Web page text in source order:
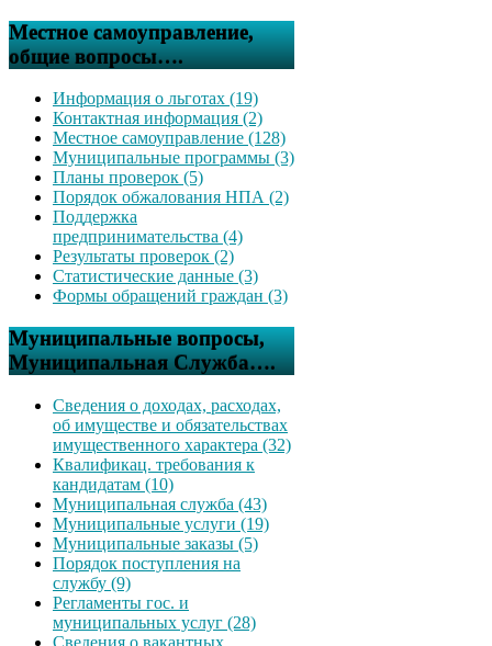
Местное самоуправление,
общие вопросы….
Информация о льготах (19)
Контактная информация (2)
Местное самоуправление (128)
Муниципальные программы (3)
Планы проверок (5)
Порядок обжалования НПА (2)
Поддержка
предпринимательства (4)
Результаты проверок (2)
Статистические данные (3)
Формы обращений граждан (3)
Муниципальные вопросы,
Муниципальная Служба….
Сведения о доходах, расходах,
об имуществе и обязательствах
имущественного характера (32)
Квалификац. требования к
кандидатам (10)
Муниципальная служба (43)
Муниципальные услуги (19)
Муниципальные заказы (5)
Порядок поступления на
службу (9)
Регламенты гос. и
муниципальных услуг (28)
Сведения о вакантных